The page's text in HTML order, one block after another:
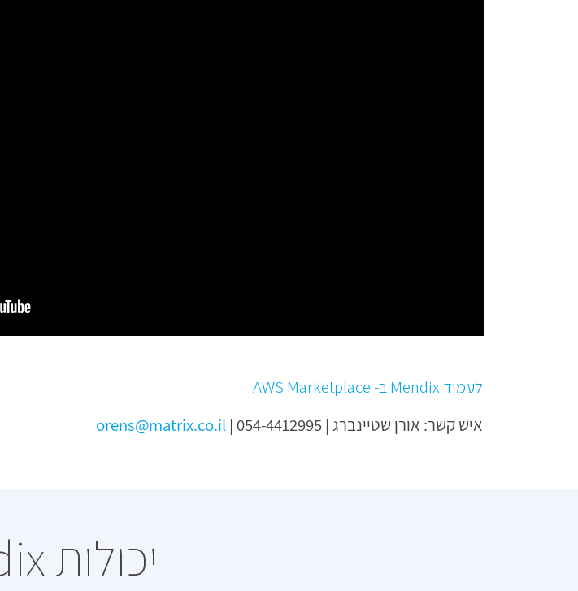
לעמוד Mendix ב- AWS Marketplace
איש קשר: אורן שטיינברג | 054-4412995 |
orens@matrix.co.il
יכולות Mendix